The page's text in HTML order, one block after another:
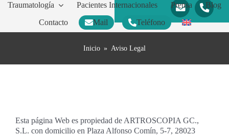
Traumatología
Pacientes Internacionales Prensa
Blog
Contacto
Mail Teléfono
Inicio » Aviso Legal
Esta página Web es propiedad de ARTROSCOPIA GC.,
S.L. con domicilio en Plaza Alfonso Comín, 5-7, 28023